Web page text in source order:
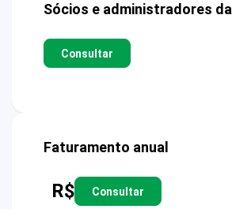
Sócios e administradores
Consultar
Faturamento anual
R$ Consultar